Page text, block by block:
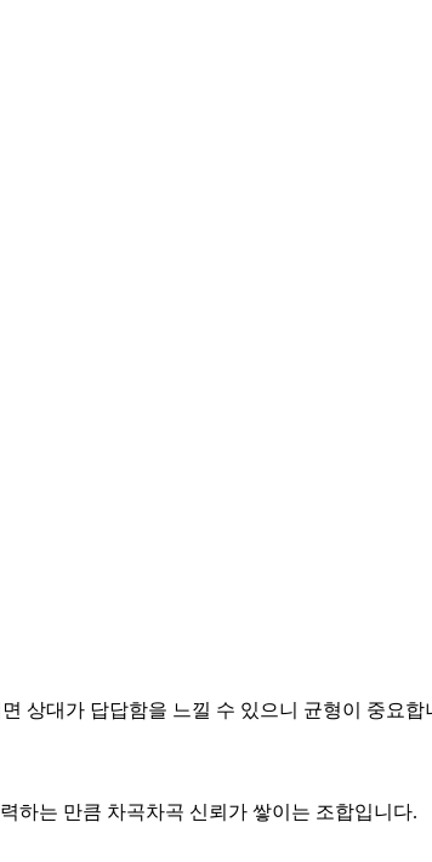
상대가 답답함을 느낄 수 있으니 균형이 중요합
하는 만큼 차곡차곡 신뢰가 쌓이는 조합입니다.